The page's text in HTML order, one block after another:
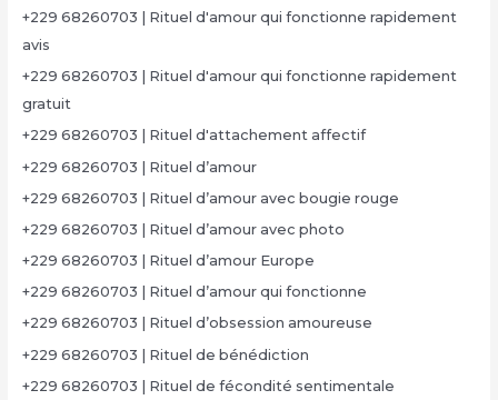
+229 68260703 | Rituel d'amour qui fonctionne rapidement
avis
+229 68260703 | Rituel d'amour qui fonctionne rapidement
gratuit
+229 68260703 | Rituel d'attachement affectif
+229 68260703 | Rituel d’amour
+229 68260703 | Rituel d’amour avec bougie rouge
+229 68260703 | Rituel d’amour avec photo
+229 68260703 | Rituel d’amour Europe
+229 68260703 | Rituel d’amour qui fonctionne
+229 68260703 | Rituel d’obsession amoureuse
+229 68260703 | Rituel de bénédiction
+229 68260703 | Rituel de fécondité sentimentale